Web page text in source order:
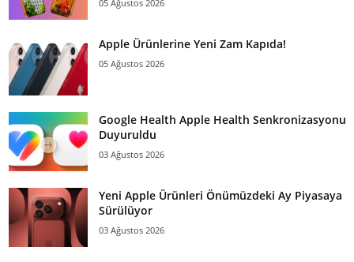
05 Ağustos 2026
Apple Ürünlerine Yeni Zam Kapıda!
05 Ağustos 2026
Google Health Apple Health Senkronizasyonu
Duyuruldu
03 Ağustos 2026
Yeni Apple Ürünleri Önümüzdeki Ay Piyasaya
Sürülüyor
03 Ağustos 2026